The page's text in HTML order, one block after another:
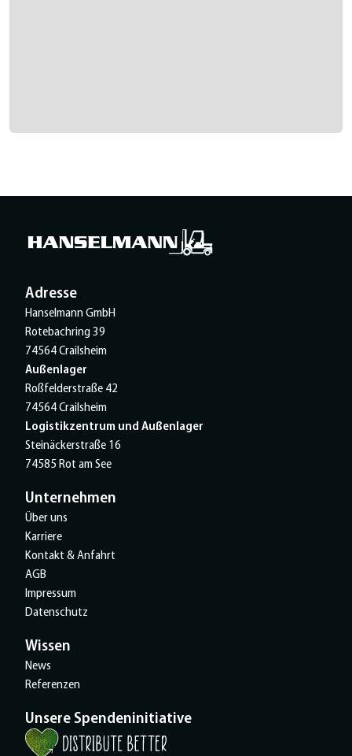
Adresse
Hanselmann GmbH
Rotebachring 39
74564 Crailsheim
Außenlager
Roßfelderstraße 42
74564 Crailsheim
Logistikzentrum und Außenlager
Steinäckerstraße 16
74585 Rot am See
Unternehmen
Über uns
Karriere
Kontakt & Anfahrt
AGB
Impressum
Datenschutz
Wissen
News
Referenzen
Unsere Spendeninitiative